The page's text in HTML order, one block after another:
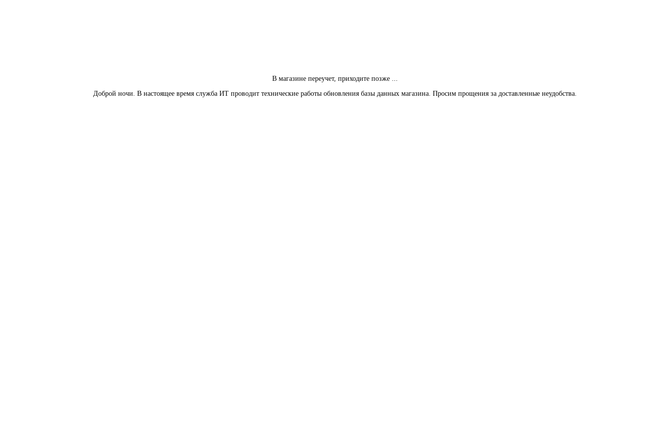
В магазине переучет, приходите позже ...
Доброй ночи. В настоящее время служба ИТ проводит технические работы обновления базы данных магазина. Просим прощения за доставленные неудобства.